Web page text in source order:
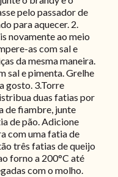
pelo passador de
para aquecer. 2.
novamente ao meio
as com sal e
da mesma maneira.
sal e pimenta. Grelhe
gosto. 3.Torre
duas fatias por
de fiambre, junte
de pão. Adicione
com uma fatia de
três fatias de queijo
forno a 200°C até
com o molho.